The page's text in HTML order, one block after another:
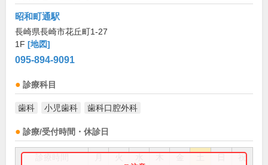
昭和町通駅
長崎県長崎市花丘町1-27
1F [地図]
095-894-9091
診療科目
歯科 小児歯科 歯科口腔外科
診療/受付時間・休診日
祝